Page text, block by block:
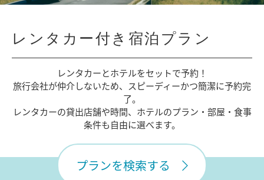
レンタカー付き宿泊プラン
レンタカーとホテルをセットで予約！
旅行会社が仲介しないため、
スピーディーかつ簡潔に予約完
了。
レンタカーの貸出店舗や時間、 ホテルのプラン・部屋・食事
条件も自由に選べます。
プランを検索する